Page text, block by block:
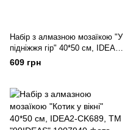
Набір з алмазною мозаїкою "У
пiднiжжя гiр" 40*50 см, IDEA2-
CK446, ТМ "99IDEAS"
609 грн